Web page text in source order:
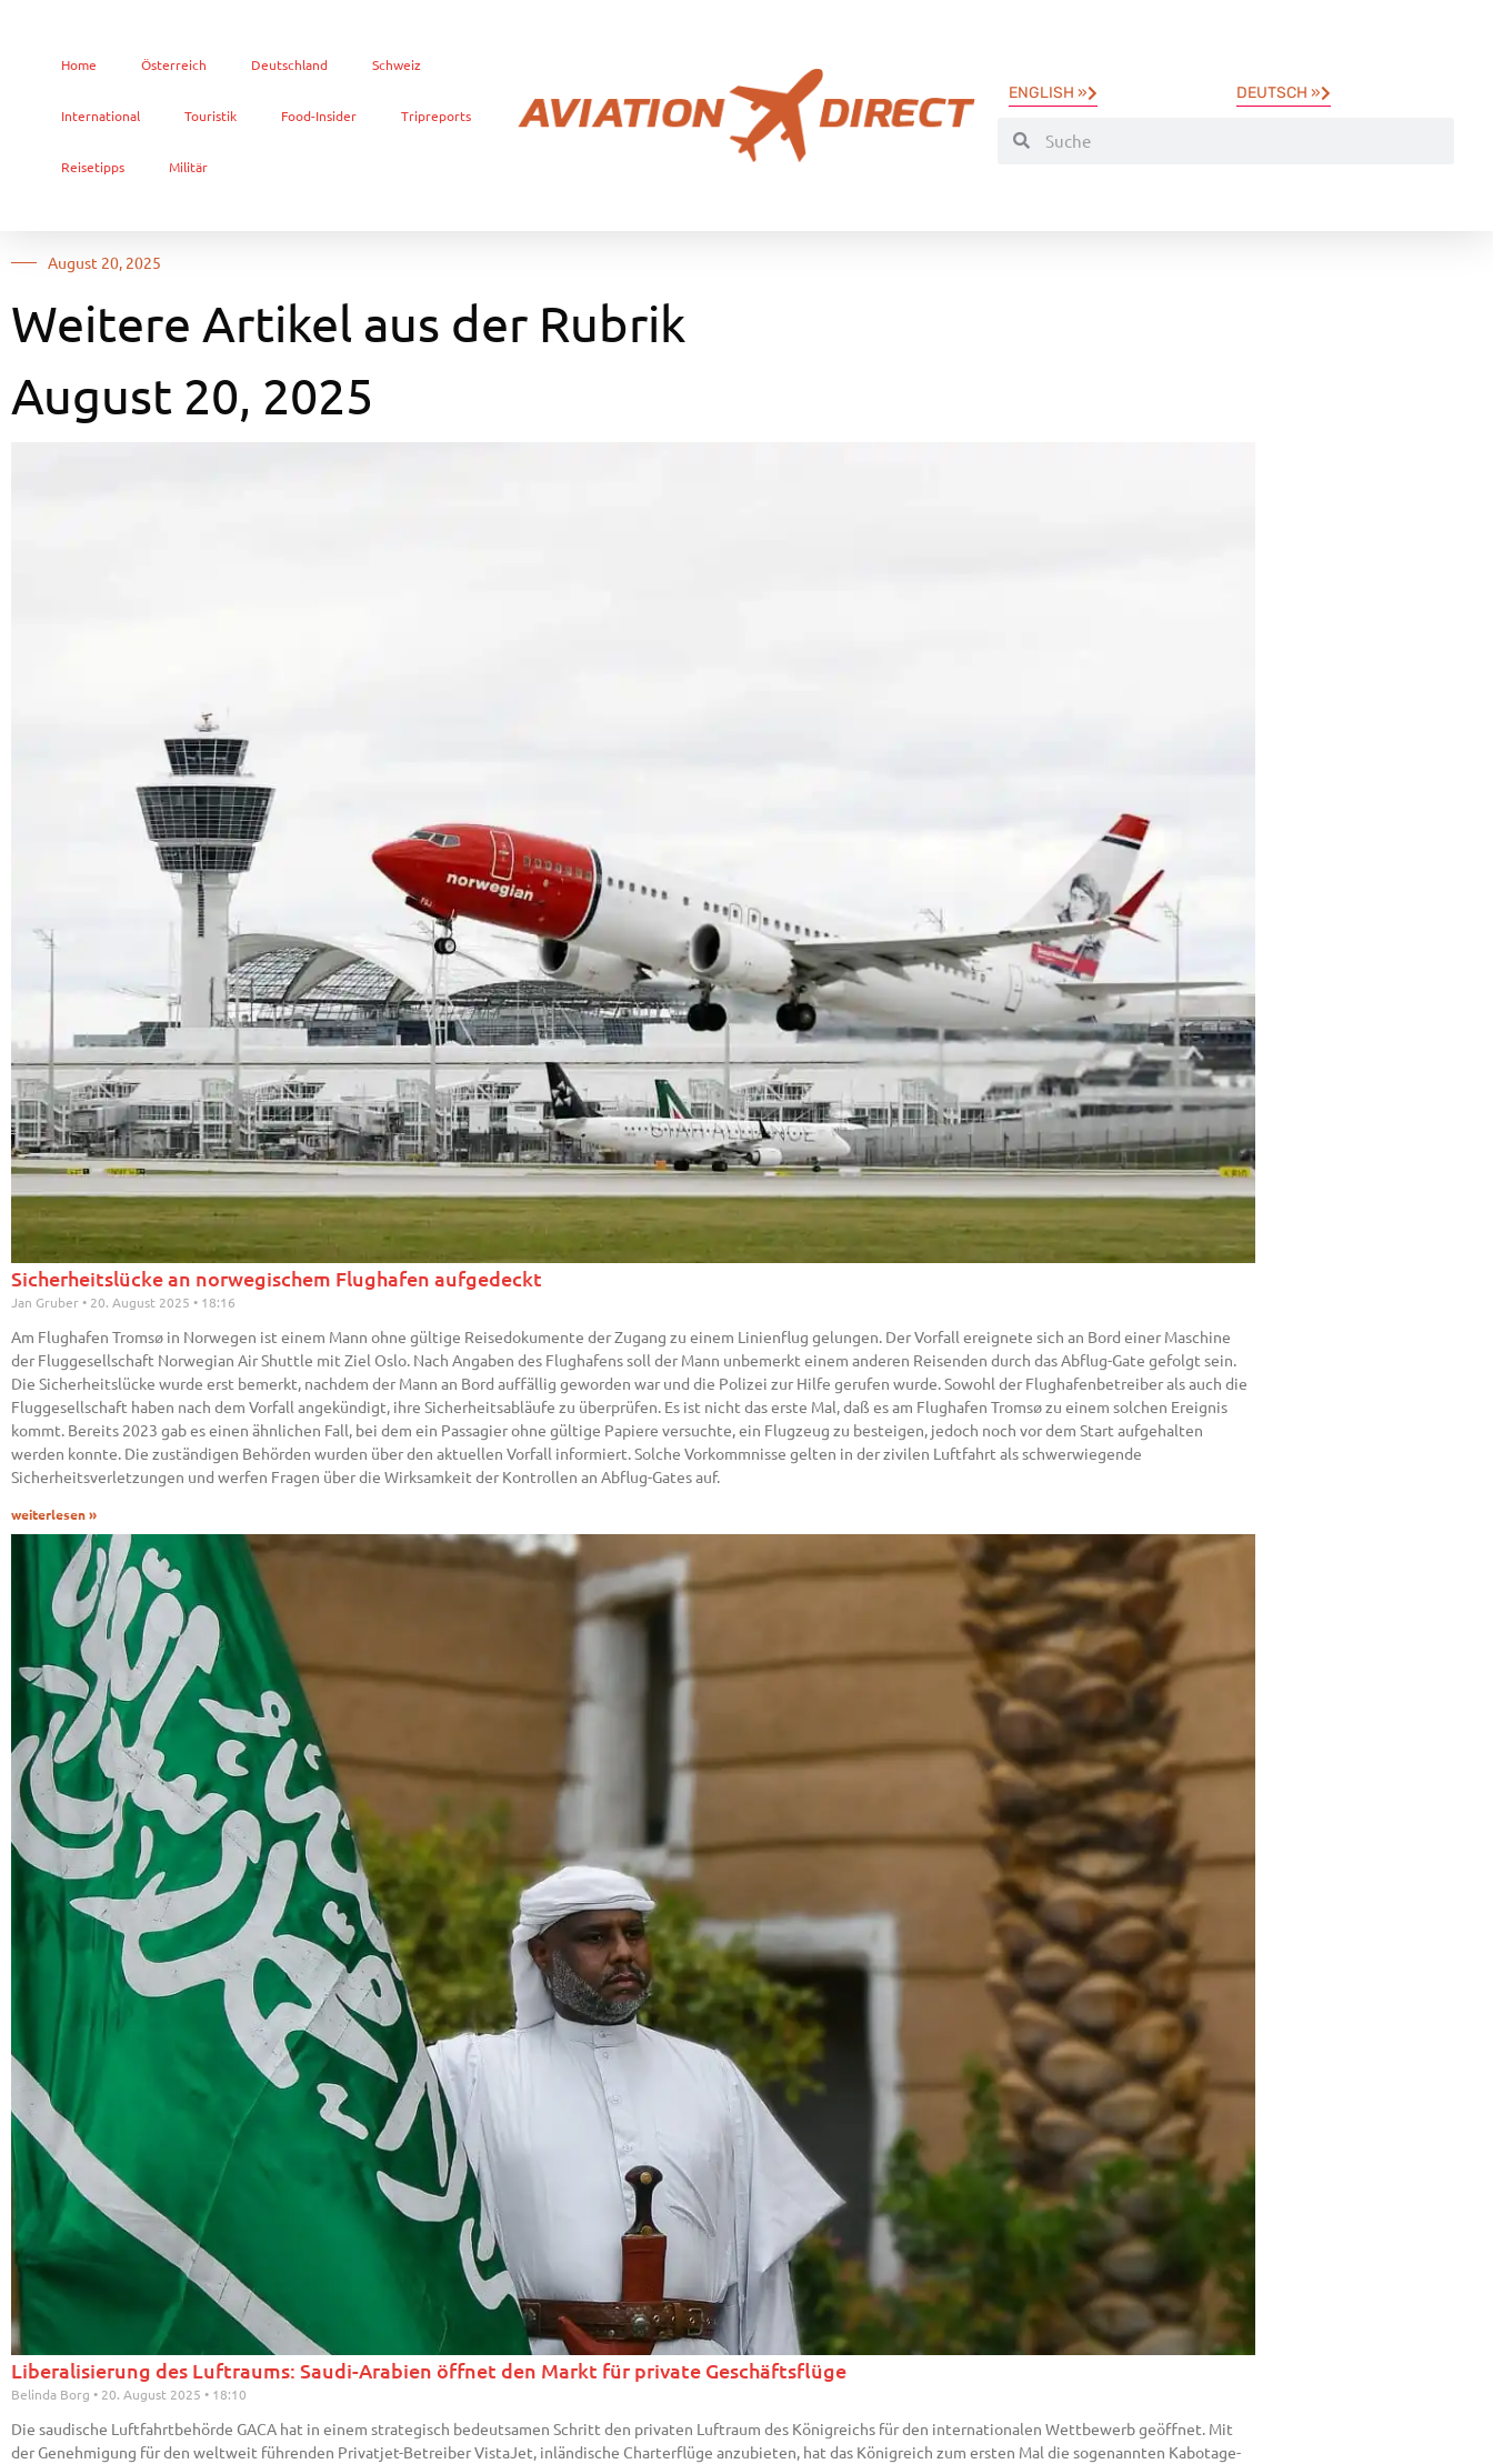
Home Österreich Deutschland Schweiz
International Touristik Food-Insider Tripreports
Reisetipps Militär
ENGLISH » DEUTSCH »
August 20, 2025
Weitere Artikel aus der Rubrik
August 20, 2025
Sicherheitslücke an norwegischem Flughafen aufgedeckt
Jan Gruber 20. August 2025 18:16
Am Flughafen Tromsø in Norwegen ist einem Mann ohne gültige Reisedokumente der Zugang zu einem Linienflug gelungen. Der Vorfall ereignete sich an Bord einer Maschine
der Fluggesellschaft Norwegian Air Shuttle mit Ziel Oslo. Nach Angaben des Flughafens soll der Mann unbemerkt einem anderen Reisenden durch das Abflug-Gate gefolgt sein.
Die Sicherheitslücke wurde erst bemerkt, nachdem der Mann an Bord auffällig geworden war und die Polizei zur Hilfe gerufen wurde. Sowohl der Flughafenbetreiber als auch die
Fluggesellschaft haben nach dem Vorfall angekündigt, ihre Sicherheitsabläufe zu überprüfen. Es ist nicht das erste Mal, daß es am Flughafen Tromsø zu einem solchen Ereignis
kommt. Bereits 2023 gab es einen ähnlichen Fall, bei dem ein Passagier ohne gültige Papiere versuchte, ein Flugzeug zu besteigen, jedoch noch vor dem Start aufgehalten
werden konnte. Die zuständigen Behörden wurden über den aktuellen Vorfall informiert. Solche Vorkommnisse gelten in der zivilen Luftfahrt als schwerwiegende
Sicherheitsverletzungen und werfen Fragen über die Wirksamkeit der Kontrollen an Abflug-Gates auf.
weiterlesen »
Liberalisierung des Luftraums: Saudi-Arabien öffnet den Markt für private Geschäftsflüge
Belinda Borg 20. August 2025 18:10
Die saudische Luftfahrtbehörde GACA hat in einem strategisch bedeutsamen Schritt den privaten Luftraum des Königreichs für den internationalen Wettbewerb geöffnet. Mit
der Genehmigung für den weltweit führenden Privatjet-Betreiber VistaJet, inländische Charterflüge anzubieten, hat das Königreich zum ersten Mal die sogenannten Kabotage-